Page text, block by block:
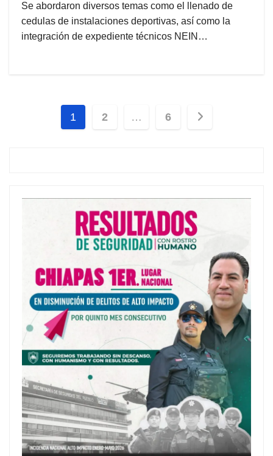
Se abordaron diversos temas como el llenado de
cedulas de instalaciones deportivas, así como la
integración de expediente técnicos NEIN…
Paginación
1 2 … 6